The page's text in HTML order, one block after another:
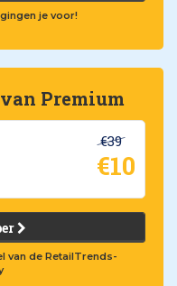
je voor!
Premium
€39
€10
van de RetailTrends-